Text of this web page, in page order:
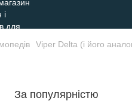
Viper Delta (і його
За популярністю